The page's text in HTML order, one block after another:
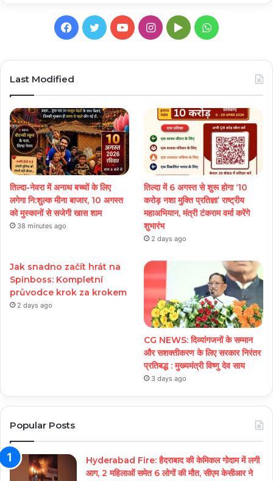
Facebook
TwitterYouTubeInstagram
GoogleWhatsApp
Last Modified
तिल्दा-नेवरा में अनाथ बच्चों के लिए
लगेगा नि:शुल्क मीना बाजार, 10 अगस्त
को मुस्कानों से सजेगी खास शाम
38 minutes ago
तिल्दा में 6 अगस्त से शुरू होगा ‘10
करोड़ नशा मुक्ति प्रतिज्ञा’ राष्ट्रीय
महाअभियान, मंत्री टंकराम वर्मा करेंगे
शुभारंभ
2 days ago
Jak snadno začít hrát na
Spinboss: Kompletní
průvodce krok za krokem
2 days ago
CG NEWS: दिव्यांगजनों के सम्मान
और सशक्तीकरण के लिए सरकार निरंतर
प्रतिबद्ध : मुख्यमंत्री विष्णु देव साय
3 days ago
Popular Posts
Hyderabad Fire: हैदराबाद की केमिकल गोदाम में लगी
आग, 2 महिलाओं समेत 6 लोगों की मौत, सीएम केसीआर ने